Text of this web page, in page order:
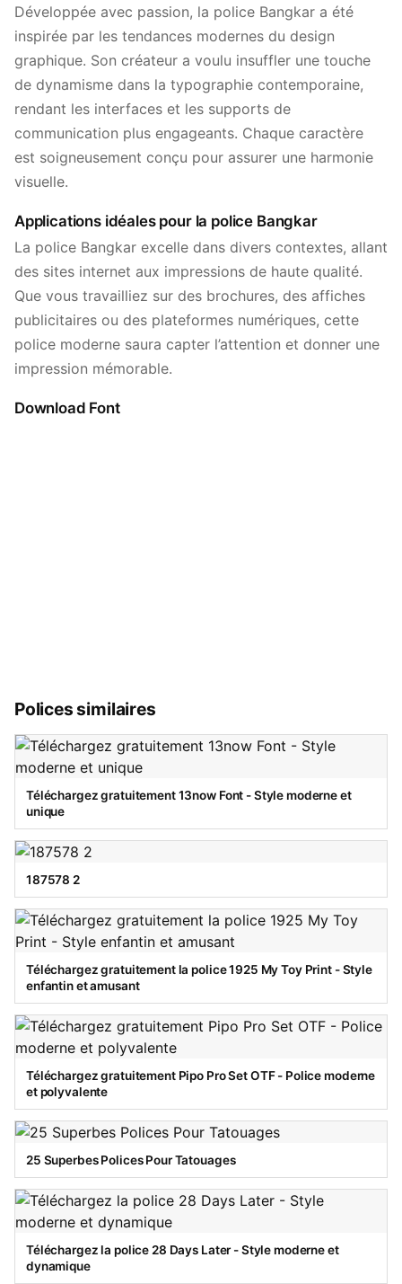
Développée avec passion, la police Bangkar a été
inspirée par les tendances modernes du design
graphique. Son créateur a voulu insuffler une touche
de dynamisme dans la typographie contemporaine,
rendant les interfaces et les supports de
communication plus engageants. Chaque caractère
est soigneusement conçu pour assurer une harmonie
visuelle.
Applications idéales pour la police Bangkar
La police Bangkar excelle dans divers contextes, allant
des sites internet aux impressions de haute qualité.
Que vous travailliez sur des brochures, des affiches
publicitaires ou des plateformes numériques, cette
police moderne saura capter l’attention et donner une
impression mémorable.
Download Font
Polices similaires
Téléchargez gratuitement 13now Font - Style moderne et
unique
187578 2
Téléchargez gratuitement la police 1925 My Toy Print - Style
enfantin et amusant
Téléchargez gratuitement Pipo Pro Set OTF - Police moderne
et polyvalente
25 Superbes Polices Pour Tatouages
Téléchargez la police 28 Days Later - Style moderne et
dynamique